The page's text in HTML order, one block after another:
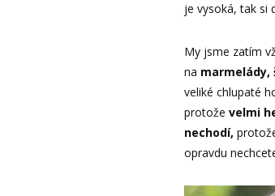
je vysoká, tak si
My jsme zatím
na marmelády,
veliké chlupaté
protože velmi
nechodí,
opravdu